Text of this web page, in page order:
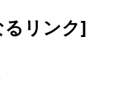
リンク]